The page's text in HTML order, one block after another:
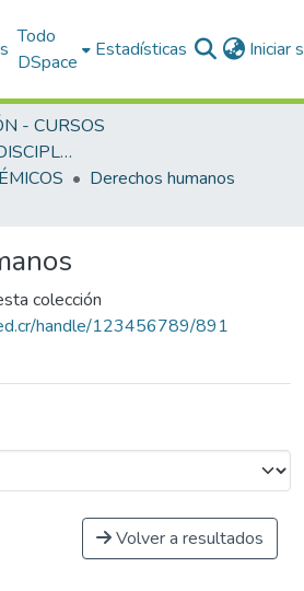
Todo
DSpace
Estadísticas Iniciar
- CURSOS
07 CURSO INTERDISCIPLINARIO EN DERECHOS HUMANOS (7o. : 1989 ago. 21- sep. 1 : San José)
Derechos humanos
colección
handle/123456789/891
Volver a resultados